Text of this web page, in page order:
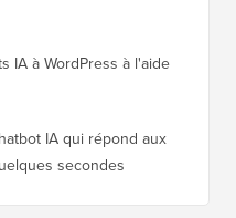
IA à WordPress à l'aide
IA qui répond aux
secondes